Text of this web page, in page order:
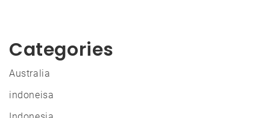
Categories
Australia
indoneisa